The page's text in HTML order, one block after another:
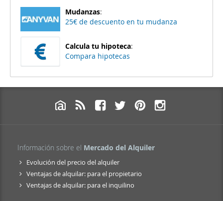
Mudanzas:
25€ de descuento en tu mudanza
Calcula tu hipoteca:
Compara hipotecas
Información sobre el Mercado del Alquiler
Evolución del precio del alquiler
Ventajas de alquilar: para el propietario
Ventajas de alquilar: para el inquilino